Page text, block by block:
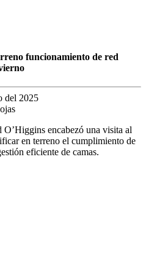
funcionamiento de red
del 2025
encabezó una visita al
en terreno el cumplimiento de
eficiente de camas.